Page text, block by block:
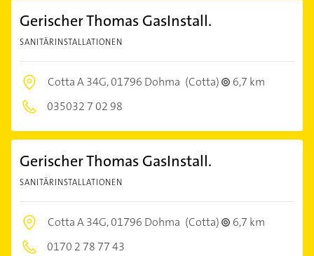
Gerischer Thomas GasInstall.
SANITÄRINSTALLATIONEN
Cotta A 34G,01796 Dohma (Cotta)
6,7 km
035032 7 02 98
Gerischer Thomas GasInstall.
SANITÄRINSTALLATIONEN
Cotta A 34G,01796 Dohma (Cotta)
6,7 km
0170 2 78 77 43